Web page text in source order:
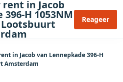
in Jacob
H 1053NM Reageer
in Jacob van Lennepkade 396-H
Amsterdam